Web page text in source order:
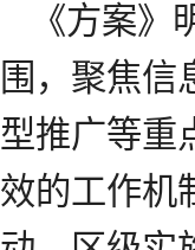
《方案
围，聚焦信
型推广等重
效的工作机